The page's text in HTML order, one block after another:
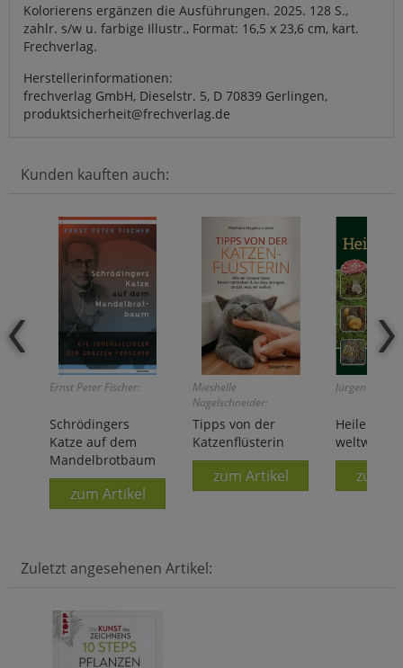
Kolorierens ergänzen die Ausführungen. 2025. 128 S.,
zahlr. s/w u. farbige Illustr., Format: 16,5 x 23,6 cm, kart.
Frechverlag.
Herstellerinformationen:
frechverlag GmbH, Dieselstr. 5, D 70839 Gerlingen,
produktsicherheit@frechverlag.de
Kunden kauften auch:
Ernst Peter Fischer:
Schrödingers
Katze auf dem
Mandelbrotbaum
zum Artikel
Mieshelle
Nagelschneider:
Tipps von der
Katzenflüsterin
zum Artikel
Jürgen
Heilende
weltweit
zum
Zuletzt angesehenen Artikel: